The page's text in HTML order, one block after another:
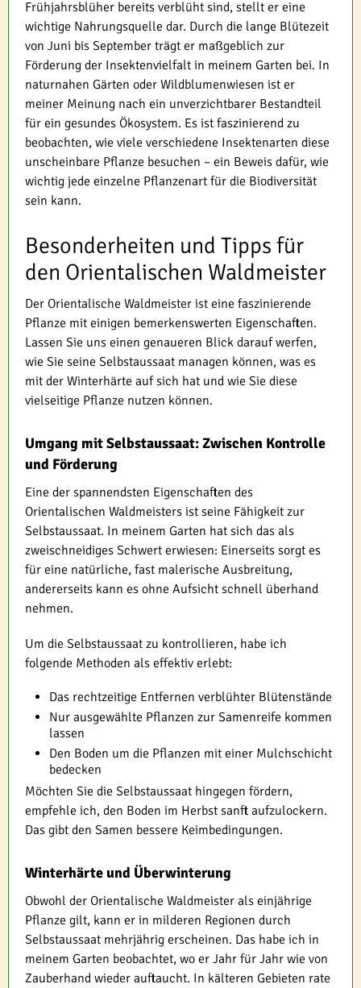
Frühjahrsblüher bereits verblüht sind, stellt er eine
wichtige Nahrungsquelle dar. Durch die lange Blütezeit
von Juni bis September trägt er maßgeblich zur
Förderung der Insektenvielfalt in meinem Garten bei. In
naturnahen Gärten oder Wildblumenwiesen ist er
meiner Meinung nach ein unverzichtbarer Bestandteil
für ein gesundes Ökosystem. Es ist faszinierend zu
beobachten, wie viele verschiedene Insektenarten diese
unscheinbare Pflanze besuchen – ein Beweis dafür, wie
wichtig jede einzelne Pflanzenart für die Biodiversität
sein kann.
Besonderheiten und Tipps für
den Orientalischen Waldmeister
Der Orientalische Waldmeister ist eine faszinierende
Pflanze mit einigen bemerkenswerten Eigenschaften.
Lassen Sie uns einen genaueren Blick darauf werfen,
wie Sie seine Selbstaussaat managen können, was es
mit der Winterhärte auf sich hat und wie Sie diese
vielseitige Pflanze nutzen können.
Umgang mit Selbstaussaat: Zwischen Kontrolle
und Förderung
Eine der spannendsten Eigenschaften des
Orientalischen Waldmeisters ist seine Fähigkeit zur
Selbstaussaat. In meinem Garten hat sich das als
zweischneidiges Schwert erwiesen: Einerseits sorgt es
für eine natürliche, fast malerische Ausbreitung,
andererseits kann es ohne Aufsicht schnell überhand
nehmen.
Um die Selbstaussaat zu kontrollieren, habe ich
folgende Methoden als effektiv erlebt:
Das rechtzeitige Entfernen verblühter Blütenstände
Nur ausgewählte Pflanzen zur Samenreife kommen
lassen
Den Boden um die Pflanzen mit einer Mulchschicht
bedecken
Möchten Sie die Selbstaussaat hingegen fördern,
empfehle ich, den Boden im Herbst sanft aufzulockern.
Das gibt den Samen bessere Keimbedingungen.
Winterhärte und Überwinterung
Obwohl der Orientalische Waldmeister als einjährige
Pflanze gilt, kann er in milderen Regionen durch
Selbstaussaat mehrjährig erscheinen. Das habe ich in
meinem Garten beobachtet, wo er Jahr für Jahr wie von
Zauberhand wieder auftaucht. In kälteren Gebieten rate